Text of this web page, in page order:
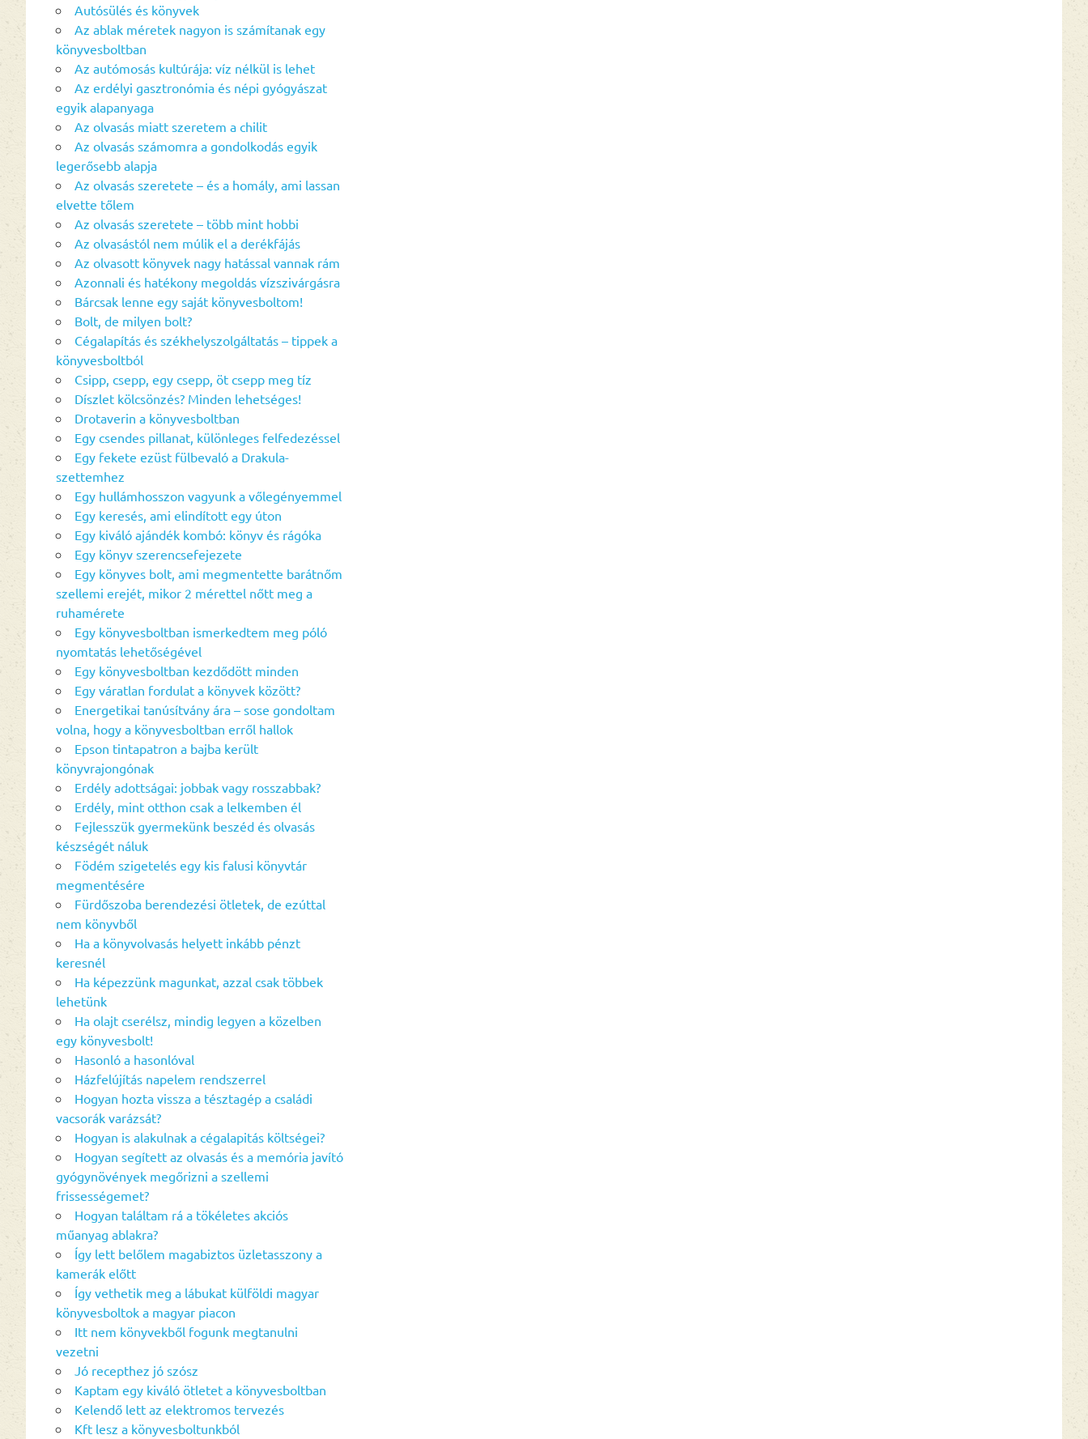
Autósülés és könyvek
Az ablak méretek nagyon is számítanak egy
könyvesboltban
Az autómosás kultúrája: víz nélkül is lehet
Az erdélyi gasztronómia és népi gyógyászat
egyik alapanyaga
Az olvasás miatt szeretem a chilit
Az olvasás számomra a gondolkodás egyik
legerősebb alapja
Az olvasás szeretete – és a homály, ami lassan
elvette tőlem
Az olvasás szeretete – több mint hobbi
Az olvasástól nem múlik el a derékfájás
Az olvasott könyvek nagy hatással vannak rám
Azonnali és hatékony megoldás vízszivárgásra
Bárcsak lenne egy saját könyvesboltom!
Bolt, de milyen bolt?
Cégalapítás és székhelyszolgáltatás – tippek a
könyvesboltból
Csipp, csepp, egy csepp, öt csepp meg tíz
Díszlet kölcsönzés? Minden lehetséges!
Drotaverin a könyvesboltban
Egy csendes pillanat, különleges felfedezéssel
Egy fekete ezüst fülbevaló a Drakula-
szettemhez
Egy hullámhosszon vagyunk a vőlegényemmel
Egy keresés, ami elindított egy úton
Egy kiváló ajándék kombó: könyv és rágóka
Egy könyv szerencsefejezete
Egy könyves bolt, ami megmentette barátnőm
szellemi erejét, mikor 2 mérettel nőtt meg a
ruhamérete
Egy könyvesboltban ismerkedtem meg póló
nyomtatás lehetőségével
Egy könyvesboltban kezdődött minden
Egy váratlan fordulat a könyvek között?
Energetikai tanúsítvány ára – sose gondoltam
volna, hogy a könyvesboltban erről hallok
Epson tintapatron a bajba került
könyvrajongónak
Erdély adottságai: jobbak vagy rosszabbak?
Erdély, mint otthon csak a lelkemben él
Fejlesszük gyermekünk beszéd és olvasás
készségét náluk
Födém szigetelés egy kis falusi könyvtár
megmentésére
Fürdőszoba berendezési ötletek, de ezúttal
nem könyvből
Ha a könyvolvasás helyett inkább pénzt
keresnél
Ha képezzünk magunkat, azzal csak többek
lehetünk
Ha olajt cserélsz, mindig legyen a közelben
egy könyvesbolt!
Hasonló a hasonlóval
Házfelújítás napelem rendszerrel
Hogyan hozta vissza a tésztagép a családi
vacsorák varázsát?
Hogyan is alakulnak a cégalapitás költségei?
Hogyan segített az olvasás és a memória javító
gyógynövények megőrizni a szellemi
frissességemet?
Hogyan találtam rá a tökéletes akciós
műanyag ablakra?
Így lett belőlem magabiztos üzletasszony a
kamerák előtt
Így vethetik meg a lábukat külföldi magyar
könyvesboltok a magyar piacon
Itt nem könyvekből fogunk megtanulni
vezetni
Jó recepthez jó szósz
Kaptam egy kiváló ötletet a könyvesboltban
Kelendő lett az elektromos tervezés
Kft lesz a könyvesboltunkból